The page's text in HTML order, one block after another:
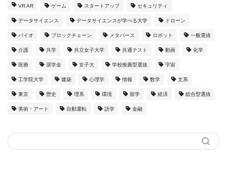
VR AR ゲーム スタートアップ セキュリティ
データサイエンス データサイエンスが学べる大学 ドローン
バイオ ブロックチェーン メタバース ロボット 一般選抜
介護 共学 共立女子大学 共通テスト 動画 化学
医療 奨学金 女子大 学校推薦型選抜 宇宙
工学院大学 建築 心理学 情報 数学 文系
東京 歴史 理系 環境 留学 経済 総合型選抜
美術・アート 自動運転 語学 金融